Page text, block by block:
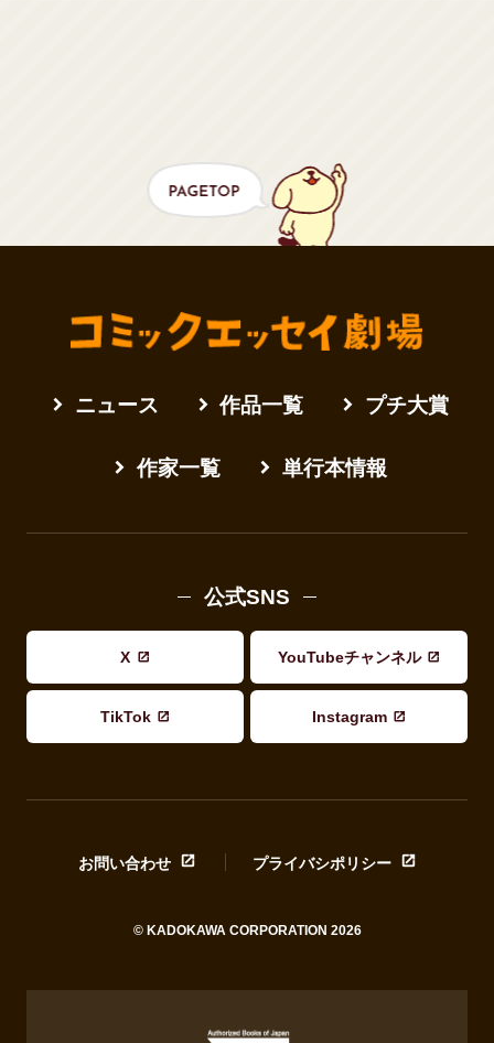
ニュース 作品一覧 プチ大賞
作家一覧 単行本情報
公式SNS
X YouTubeチャンネル
TikTok Instagram
お問い合わせ プライバシポリシー
© KADOKAWA CORPORATION 2026